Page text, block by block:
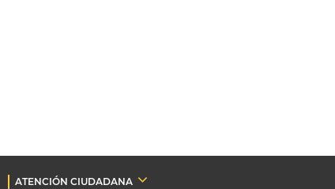
ATENCIÓN CIUDADANA